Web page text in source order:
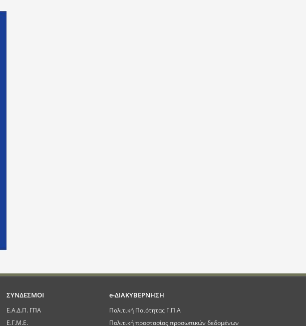
ΣΥΝΔΕΣΜΟΙ
Ε.Α.Δ.Π. ΓΠΑ
Ε.Γ.Μ.Ε.
e-ΔΙΑΚΥΒΕΡΝΗΣΗ
Πολιτική Ποιότητας Γ.Π.Α
Πολιτική προστασίας προσωπικών δεδομένων